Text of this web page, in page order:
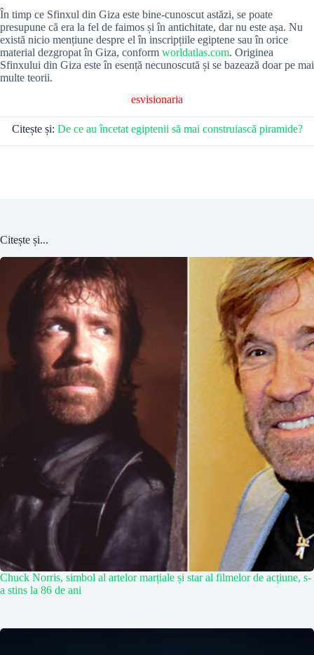
În timp ce Sfinxul din Giza este bine-cunoscut astăzi, se poate
presupune că era la fel de faimos și în antichitate, dar nu este așa. Nu
există nicio mențiune despre el în inscripțiile egiptene sau în orice
material dezgropat în Giza, conform worldatlas.com. Originea
Sfinxului din Giza este în esență necunoscută și se bazează doar pe mai
multe teorii.
esvisionaria
Citește și: De ce au încetat egiptenii să mai construiască piramide?
Citește și...
Chuck Norris, simbol al artelor marțiale și star al filmelor de acțiune, s-
a stins la 86 de ani